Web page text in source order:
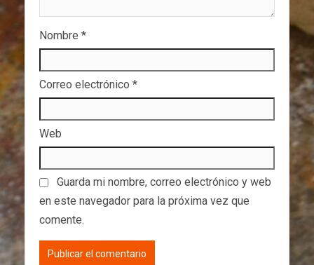
Nombre *
Correo electrónico *
Web
Guarda mi nombre, correo electrónico y web
en este navegador para la próxima vez que
comente.